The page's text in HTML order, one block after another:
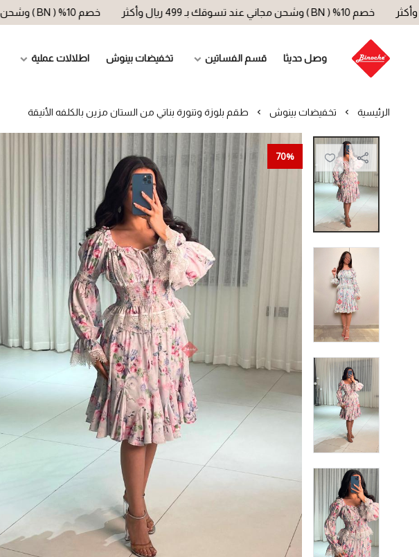
خصم 10% ( BN ) وشحن مجاني عند تسوقك بـ 499 ريال وأكثر خصم 10% ( BN ) وشحن مجاني عند تسوقك بـ 499 ريال وأكثر
وصل حديثا قسم الفساتين تخفيضات بينوش اطلالات عملية
الرئيسية تخفيضات بينوش طقم بلوزة وتنورة بناتي من الستان مزين بالكلفه الأنيقة
70%